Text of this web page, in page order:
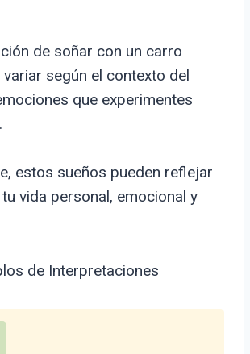
de soñar con un carro
según el contexto del
que experimentes
estos sueños pueden reflejar
vida personal, emocional y
de Interpretaciones